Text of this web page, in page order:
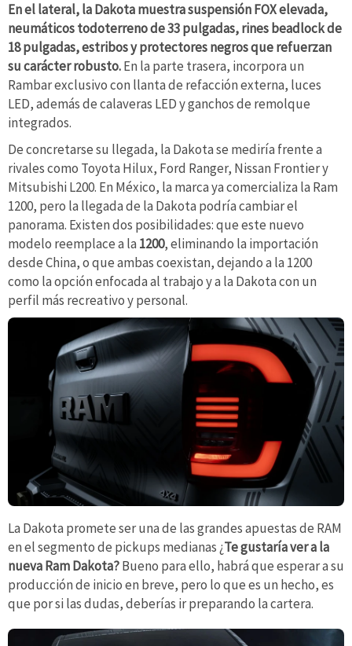
En el lateral, la Dakota muestra suspensión FOX elevada,
neumáticos todoterreno de 33 pulgadas, rines beadlock de
18 pulgadas, estribos y protectores negros que refuerzan
su carácter robusto.En la parte trasera, incorpora un
Rambar exclusivo con llanta de refacción externa, luces
LED, además de calaveras LED y ganchos de remolque
integrados.
De concretarse su llegada, la Dakota se mediría frente a
rivales como Toyota Hilux, Ford Ranger, Nissan Frontier y
Mitsubishi L200. En México, la marca ya comercializa la Ram
1200, pero la llegada de la Dakota podría cambiar el
panorama. Existen dos posibilidades: que este nuevo
modelo reemplace a la 1200, eliminando la importación
desde China, o que ambas coexistan, dejando a la 1200
como la opción enfocada al trabajo y a la Dakota con un
perfil más recreativo y personal.
La Dakota promete ser una de las grandes apuestas de RAM
en el segmento de pickups medianas ¿Te gustaría ver a la
nueva Ram Dakota?Bueno para ello, habrá que esperar a su
producción de inicio en breve, pero lo que es un hecho, es
que por si las dudas, deberías ir preparando la cartera.